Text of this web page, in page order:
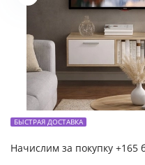
БЫСТРАЯ ДОСТАВКА
Начислим за покупку +165